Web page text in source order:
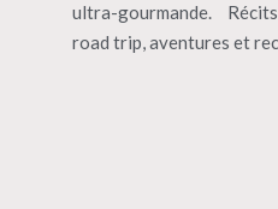
ultra-gourmande.
road trip, aventures et